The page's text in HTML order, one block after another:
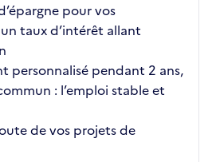
pour vos
taux d’intérêt allant
personnalisé pendant 2 ans,
: l’emploi stable et
de vos projets de